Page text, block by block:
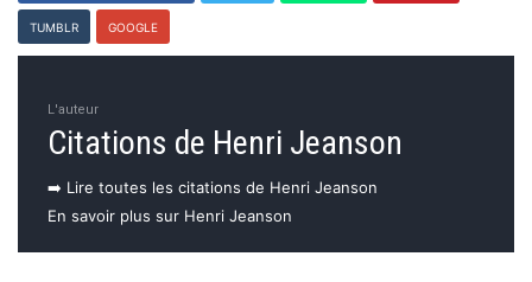
TUMBLR GOOGLE
L'auteur
Citations de Henri Jeanson
➡️ Lire toutes les citations de Henri Jeanson
En savoir plus sur Henri Jeanson